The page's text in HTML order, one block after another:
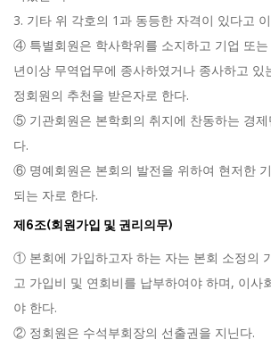
3. 기타 위 각호의 1과 동등한 자격이 있다고
④ 특별회원은 학사학위를 소지하고 기업 또
년이상 무역업무에 종사하였거나 종사하고 있
정회원의 추천을 받은자로 한다.
⑤ 기관회원은 본학회의 취지에 찬동하는 경
다.
⑥ 명예회원은 본회의 발전을 위하여 현저한
되는 자로 한다.
제6조(회원가입 및 권리의무)
① 본회에 가입하고자 하는 자는 본회 소정의
고 가입비 및 연회비를 납부하여야 하며, 이사
야 한다.
② 정회원은 수석부회장의 선출권을 지닌다.